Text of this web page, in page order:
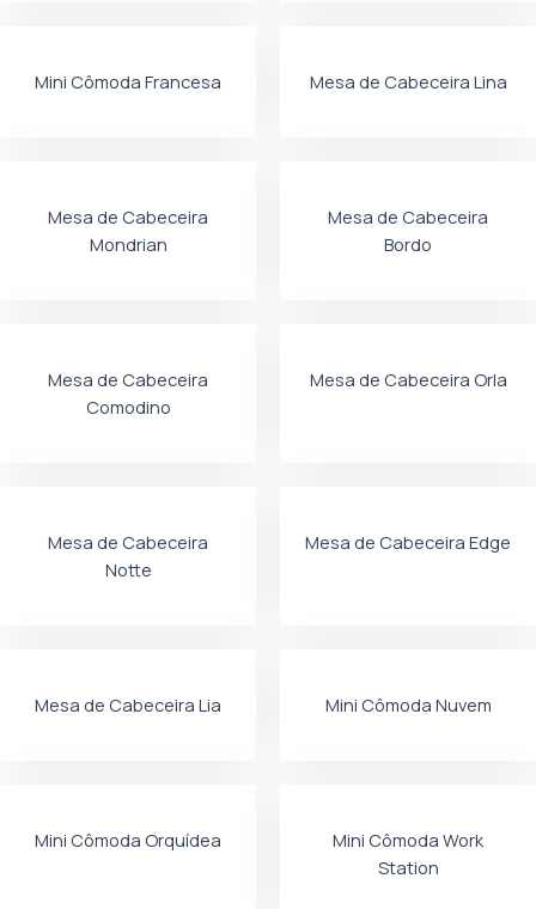
Mini Cômoda Francesa Mesa de Cabeceira Lina
Mesa de Cabeceira
Mondrian
Mesa de Cabeceira
Bordo
Mesa de Cabeceira
Comodino
Mesa de Cabeceira Orla
Mesa de Cabeceira
Notte
Mesa de Cabeceira Edge
Mesa de Cabeceira Lia Mini Cômoda Nuvem
Mini Cômoda Orquídea
Mini Cômoda Work
Station